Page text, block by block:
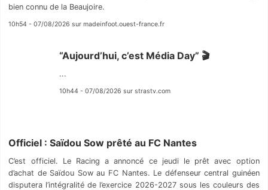
bien connu de la Beaujoire.
10h54 - 07/08/2026 sur madeinfoot.ouest-france.fr
“Aujourd’hui, c’est Média Day” 🎬
...
10h44 - 07/08/2026 sur strastv.com
Officiel : Saïdou Sow prêté au FC Nantes
C’est officiel. Le Racing a annoncé ce jeudi le prêt avec option
d’achat de Saïdou Sow au FC Nantes. Le défenseur central guinéen
disputera l’intégralité de l’exercice 2026-2027 sous les couleurs des